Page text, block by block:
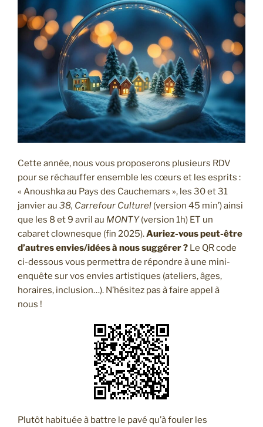
Cette année, nous vous proposerons plusieurs RDV
pour se réchauffer ensemble les cœurs et les esprits :
« Anoushka au Pays des Cauchemars », les 30 et 31
janvier au 38, Carrefour Culturel (version 45 min’) ainsi
que les 8 et 9 avril au MONTY(version 1h) ET un
cabaret clownesque (fin 2025).Auriez-vous peut-être
d’autres envies/idées à nous suggérer ? Le QR code
ci-dessous vous permettra de répondre à une mini-
enquête sur vos envies artistiques (ateliers, âges,
horaires, inclusion…). N’hésitez pas à faire appel à
nous !
Plutôt habituée à battre le pavé qu’à fouler les